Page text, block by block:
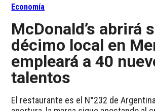
Economía
McDonald’s abrirá
décimo local en
empleará a 40
talentos
El restaurante es el N°232 de